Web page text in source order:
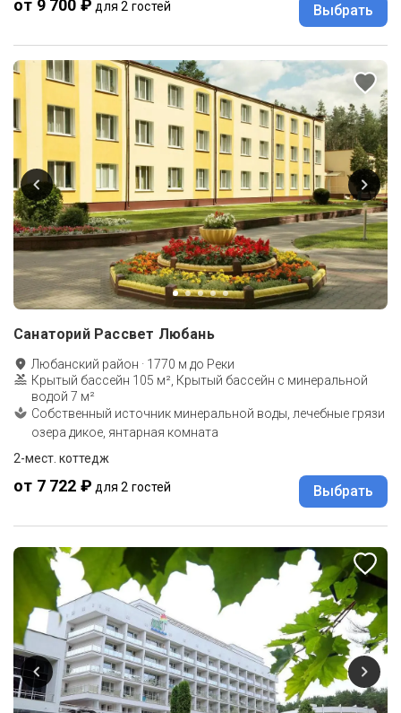
от 9 700 ₽ для 2 гостей Выбрать
Санаторий Рассвет Любань
Любанский район · 1770 м до Реки
Крытый бассейн 105 м², Крытый бассейн с минеральной
водой 7 м²
Собственный источник минеральной воды, лечебные грязи
озера дикое, янтарная комната
2-мест. коттедж
от 7 722 ₽ для 2 гостей Выбрать